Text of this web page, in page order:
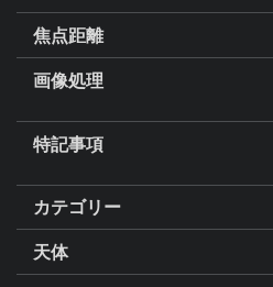
焦点距離
画像処理
特記事項
カテゴリー
天体